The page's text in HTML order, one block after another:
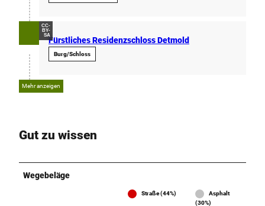
CC-
BY-
SA
Fürstliches Residenzschloss Detmold
Burg/Schloss
Mehr anzeigen
Gut zu wissen
Wegebeläge
Straße (44%)
Asphalt
(30%)